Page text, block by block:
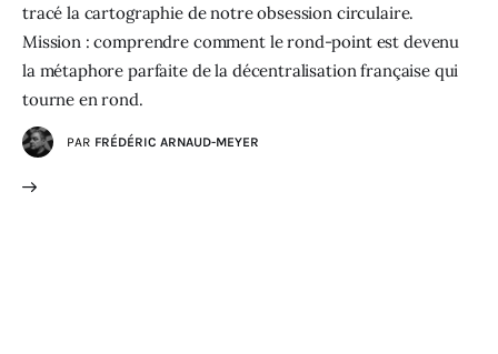
tracé la cartographie de notre obsession circulaire.
Mission : comprendre comment le rond-point est devenu
la métaphore parfaite de la décentralisation française qui
tourne en rond.
PAR FRÉDÉRIC ARNAUD-MEYER